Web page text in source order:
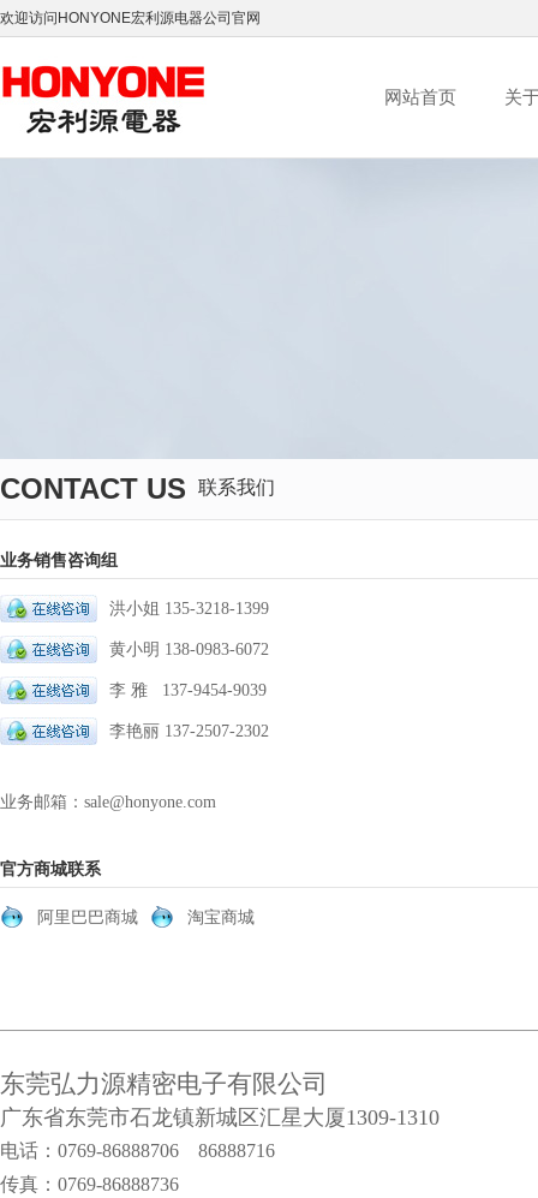
欢迎访问HONYONE宏利源电器公司官网
网站首页 关
CONTACT US 联系我们
业务销售咨询组
洪小姐 135-3218-1399
黄小明 138-0983-6072
李 雅 137-9454-9039
李艳丽 137-2507-2302
业务邮箱：sale@honyone.com
官方商城联系
阿里巴巴商城 淘宝商城
东莞弘力源精密电子有限公司
广东省东莞市石龙镇新城区汇星大厦1309-1310
电话：0769-86888706 86888716
传真：0769-86888736